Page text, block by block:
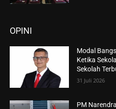
OPINI
Modal
Ketika
Sekolah
31 Juli 2026
PM